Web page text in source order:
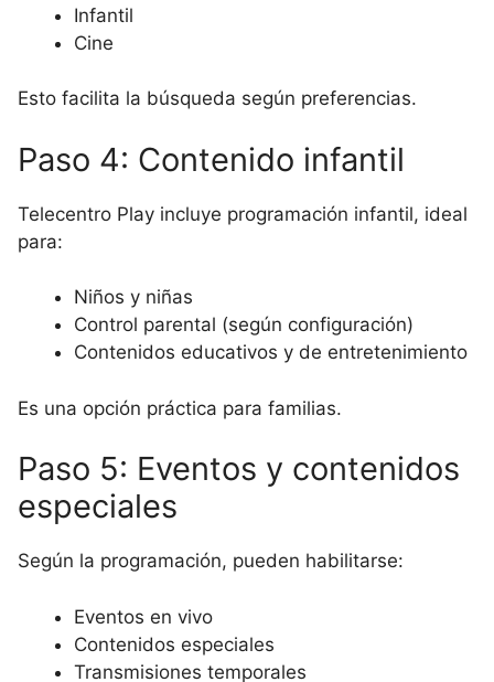
Infantil
Cine
Esto facilita la búsqueda según preferencias.
Paso 4: Contenido infantil
Telecentro Play incluye programación infantil, ideal
para:
Niños y niñas
Control parental (según configuración)
Contenidos educativos y de entretenimiento
Es una opción práctica para familias.
Paso 5: Eventos y contenidos
especiales
Según la programación, pueden habilitarse:
Eventos en vivo
Contenidos especiales
Transmisiones temporales